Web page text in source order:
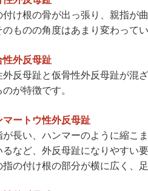
付け根の骨が出っ張り、親指が
のものの角度はあまり変わって
性外反母趾
外反母趾と仮骨性外反母趾が混
が特徴です。
マートウ性外反母趾
が長い、ハンマーのように縮こ
るなど、外反母趾になりやすい
指の付け根の部分が横に広く、